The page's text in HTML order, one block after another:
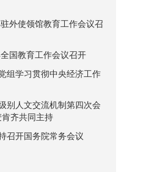
外使领馆教育工作会议召
国教育工作会议召开
组学习贯彻中央经济工作
别人文交流机制第四次会
齐共同主持
召开国务院常务会议